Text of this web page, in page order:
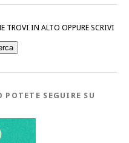
TROVI IN ALTO OPPURE SCRIVI
SEGUIRE SU